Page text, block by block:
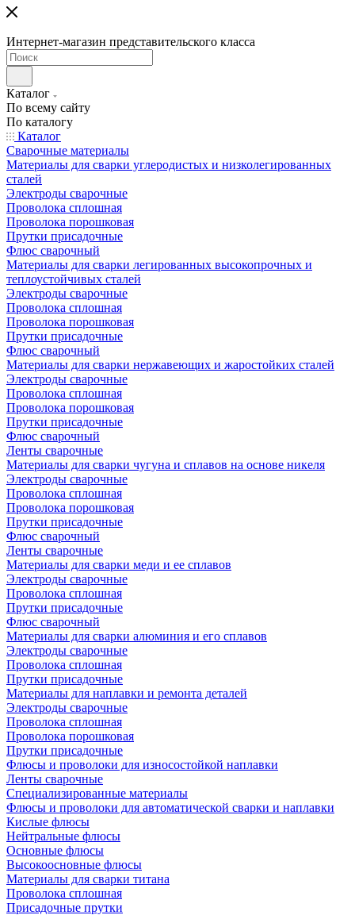
Интернет-магазин представительского класса
Каталог
По всему сайту
По каталогу
Каталог
Сварочные материалы
Материалы для сварки углеродистых и низколегированных
сталей
Электроды сварочные
Проволока сплошная
Проволока порошковая
Прутки присадочные
Флюс сварочный
Материалы для сварки легированных высокопрочных и
теплоустойчивых сталей
Электроды сварочные
Проволока сплошная
Проволока порошковая
Прутки присадочные
Флюс сварочный
Материалы для сварки нержавеющих и жаростойких сталей
Электроды сварочные
Проволока сплошная
Проволока порошковая
Прутки присадочные
Флюс сварочный
Ленты сварочные
Материалы для сварки чугуна и сплавов на основе никеля
Электроды сварочные
Проволока сплошная
Проволока порошковая
Прутки присадочные
Флюс сварочный
Ленты сварочные
Материалы для сварки меди и ее сплавов
Электроды сварочные
Проволока сплошная
Прутки присадочные
Флюс сварочный
Материалы для сварки алюминия и его сплавов
Электроды сварочные
Проволока сплошная
Прутки присадочные
Материалы для наплавки и ремонта деталей
Электроды сварочные
Проволока сплошная
Проволока порошковая
Прутки присадочные
Флюсы и проволоки для износостойкой наплавки
Ленты сварочные
Специализированные материалы
Флюсы и проволоки для автоматической сварки и наплавки
Кислые флюсы
Нейтральные флюсы
Основные флюсы
Высокоосновные флюсы
Материалы для сварки титана
Проволока сплошная
Присадочные прутки